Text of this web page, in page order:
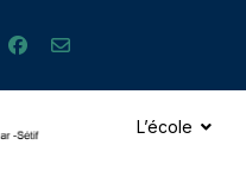
L’école